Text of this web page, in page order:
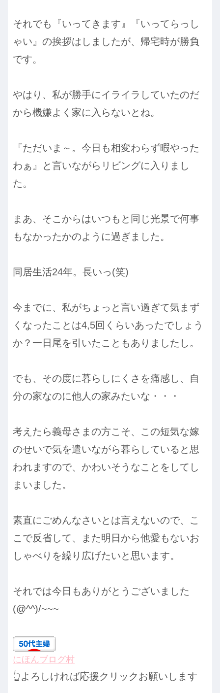
それでも『いってきます』『いってらっし
ゃい』の挨拶はしましたが、帰宅時が勝負
です。
やはり、私が勝手にイライラしていたのだ
から機嫌よく家に入らないとね。
『ただいま～。今日も相変わらず暇やった
わぁ』と言いながらリビングに入りまし
た。
まあ、そこからはいつもと同じ光景で何事
もなかったかのように過ぎました。
同居生活24年。長いっ(笑)
今までに、私がちょっと言い過ぎて気まず
くなったことは4,5回くらいあったでしょう
か？一日尾を引いたこともありましたし。
でも、その度に暮らしにくさを痛感し、自
分の家なのに他人の家みたいな・・・
考えたら義母さまの方こそ、この短気な嫁
のせいで気を遣いながら暮らしていると思
われますので、かわいそうなことをしてし
まいました。
素直にごめんなさいとは言えないので、こ
こで反省して、また明日から他愛もないお
しゃべりを繰り広げたいと思います。
それでは今日もありがとうございました
(@^^)/~~~
にほんブログ村
👆よろしければ応援クリックお願いします